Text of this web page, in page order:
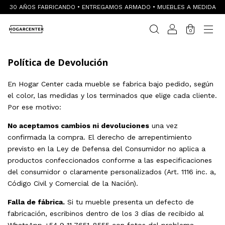
30 AÑOS FABRICANDO • ENTREGAMOS ARMADO • MUEBLES A MEDIDA
0
Política de Devolución
En Hogar Center cada mueble se fabrica bajo pedido, según
el color, las medidas y los terminados que elige cada cliente.
Por ese motivo:
No aceptamos cambios ni devoluciones una vez
confirmada la compra. El derecho de arrepentimiento
previsto en la Ley de Defensa del Consumidor no aplica a
productos confeccionados conforme a las especificaciones
del consumidor o claramente personalizados (Art. 1116 inc. a,
Código Civil y Comercial de la Nación).
Falla de fábrica. Si tu mueble presenta un defecto de
fabricación, escribinos dentro de los 3 días de recibido al